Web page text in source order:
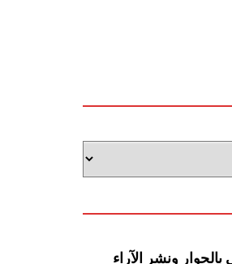
بالحوار ونشر
الآراء